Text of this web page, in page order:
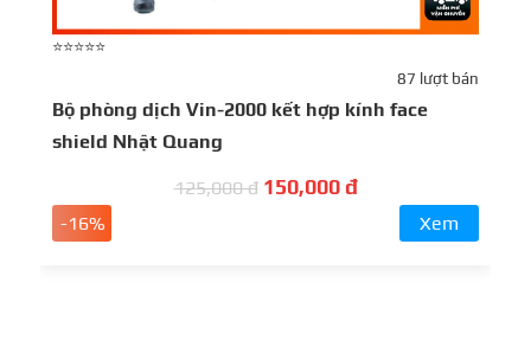
⭐⭐⭐⭐⭐
87 lượt bán
Bộ phòng dịch Vin-2000 kết hợp kính face
shield Nhật Quang
125,000 đ 150,000 đ
-16% Xem